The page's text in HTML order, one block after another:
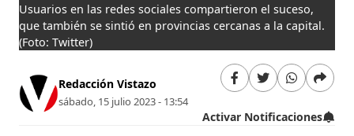
Usuarios en las redes sociales compartieron el suceso,
que también se sintió en provincias cercanas a la capital.
(Foto: Twitter)
Redacción Vistazo
sábado, 15 julio 2023 - 13:54
Activar Notificaciones